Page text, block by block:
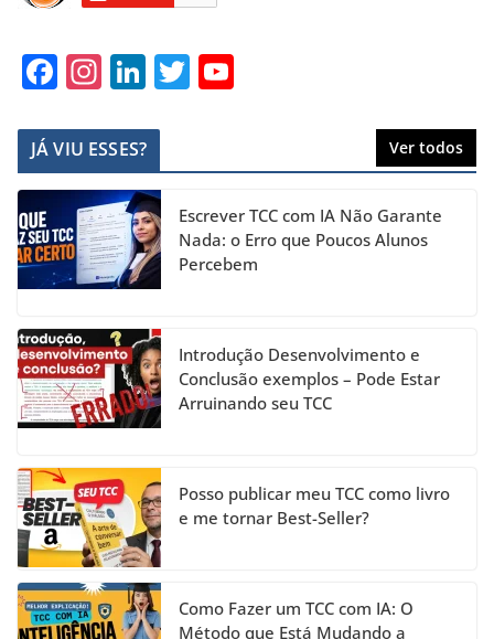
F
c
e
b
o
o
k
In
a
gr
a
m
Li
k
e
dI
n
T
er T
u
b
e
h
a
n
el
JÁ VIU ESSES? Ver todos
Escrever TCC com IA Não Garante
Nada: o Erro que Poucos Alunos
Percebem
Introdução Desenvolvimento e
Conclusão exemplos – Pode Estar
Arruinando seu TCC
Posso publicar meu TCC como livro
e me tornar Best-Seller?
Como Fazer um TCC com IA: O
Método que Está Mudando a